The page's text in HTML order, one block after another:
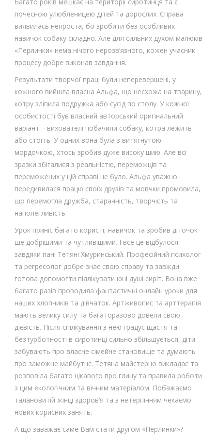
почесною улюбленицею дітей та дорослих. Справа
виявилась непроста, бо зробити без особливих
навичок собаку складно. Але для сильних духом малюків
«Перлинки» нема нічого нерозв’язного, кожен учасник
процесу добре виконав завдання.
Результати творчої праці були неперевершені, у
кожного вийшла власна Альфа, що несхожа на тварину,
котру зліпила подружка або сусід по столу. У кожної
особистості був власний авторський оригінальний
варіант – вихователі побачили собаку, котра лежить
або стоїть. У одних вона була з витягнутою
мордочкою, хтось зробив дуже високу шию. Але всі
зразки збігалися з реальністю, переможців та
переможених у цій справі не було. Альфа уважно
передивилася працю своїх друзів та мовчки промовила,
що перемогла дружба, старанність, творчість та
наполегливість.
Урок приніс багато користі, навичок та зробив діточок
ще добрішими та чутливішими. І все це відбулося
завдяки пані Тетяні Хмуринський. Професійний психолог
та регресолог добре знає свою справу та завжди
готова допомогти підлікувати юні душі сиріт. Вона вже
багато разів проводила фантастичні онлайн уроки для
наших хлопчиків та дівчаток. Артживопис та арттерапія
мають велику силу та багаторазово довели свою
дієвість. Після спілкування з нею градус щастя та
безтурботності в сиротинці сильно збільшується, діти
забувають про власне сімейне становище та думають
про заможне майбутнє. Тетяна майстерно викладає та
розповіла багато цікавого про глину та правила роботи
з цим екологічним та вічним матеріалом. Побажаємо
талановитій жінці здоров’я та з нетерпінням чекаємо
нових корисних занять.
А що заважає саме Вам стати другом «Перлинки»?